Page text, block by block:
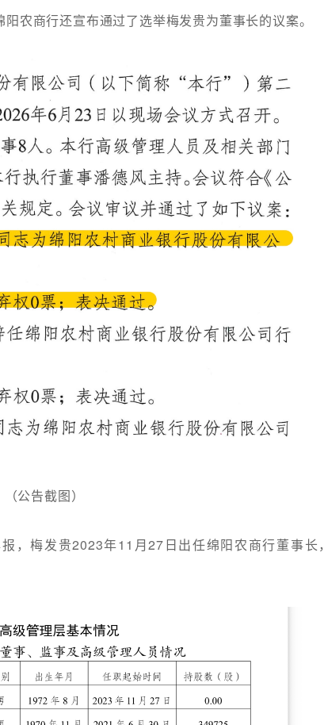
农商行还宣布通过了选举梅发贵为董事长的议案。
（公告截图）
，梅发贵2023年11月27日出任绵阳农商行董事长，